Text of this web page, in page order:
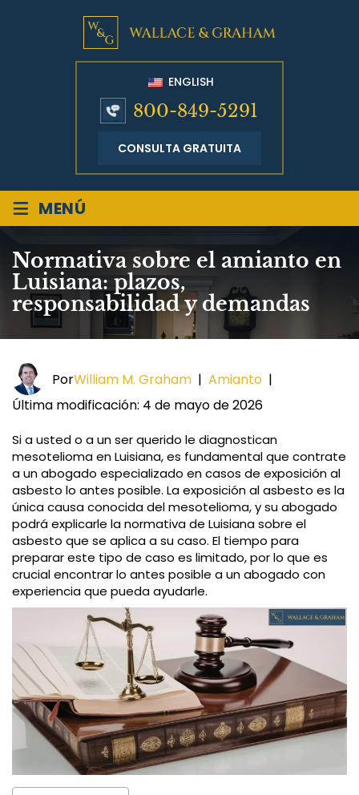
ENGLISH
800-849-5291
CONSULTA GRATUITA
≡ MENÚ
Normativa sobre el amianto en
Luisiana: plazos,
responsabilidad y demandas
PorWilliam M. Graham | Amianto |
Última modificación: 4 de mayo de 2026
Si a usted o a un ser querido le diagnostican
mesotelioma en Luisiana, es fundamental que contrate
a un abogado especializado en casos de exposición al
asbesto lo antes posible. La exposición al asbesto es la
única causa conocida del mesotelioma, y su abogado
podrá explicarle la normativa de Luisiana sobre el
asbesto que se aplica a su caso. El tiempo para
preparar este tipo de caso es limitado, por lo que es
crucial encontrar lo antes posible a un abogado con
experiencia que pueda ayudarle.